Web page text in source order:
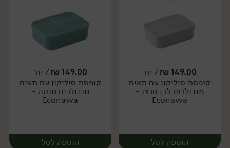
יח׳ יח׳
149.00
₪/ יח׳
קופסת סיליקון עם תאים
מודולרים לבן טרצו -
Econawa
הוספה לסל
149.00
₪/ יח׳
קופסת סיליקון עם תאים
מודולרים מנטה -
Econawa
הוספה לסל